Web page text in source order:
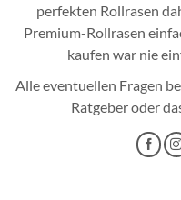
perfekten Rollrasen
Premium-Rollrasen
kaufen war nie
Alle eventuellen Fragen
Ratgeberoder